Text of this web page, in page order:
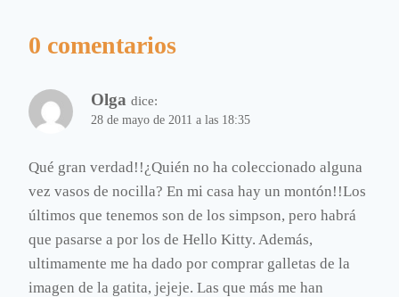
0 comentarios
Olga dice:
28 de mayo de 2011 a las 18:35
Qué gran verdad!!¿Quién no ha coleccionado alguna
vez vasos de nocilla? En mi casa hay un montón!!Los
últimos que tenemos son de los simpson, pero habrá
que pasarse a por los de Hello Kitty. Además,
ultimamente me ha dado por comprar galletas de la
imagen de la gatita, jejeje. Las que más me han